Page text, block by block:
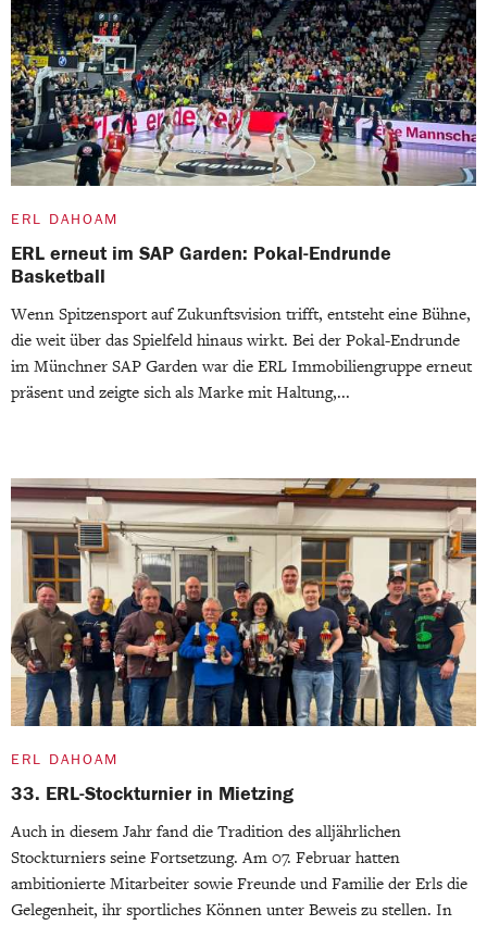
ERL DAHOAM
ERL erneut im SAP Garden: Pokal-Endrunde
Basketball
Wenn Spitzensport auf Zukunftsvision trifft, entsteht eine Bühne,
die weit über das Spielfeld hinaus wirkt. Bei der Pokal-Endrunde
im Münchner SAP Garden war die ERL Immobiliengruppe erneut
präsent und zeigte sich als Marke mit Haltung,...
ERL DAHOAM
33. ERL-Stockturnier in Mietzing
Auch in diesem Jahr fand die Tradition des alljährlichen
Stockturniers seine Fortsetzung. Am 07. Februar hatten
ambitionierte Mitarbeiter sowie Freunde und Familie der Erls die
Gelegenheit, ihr sportliches Können unter Beweis zu stellen. In